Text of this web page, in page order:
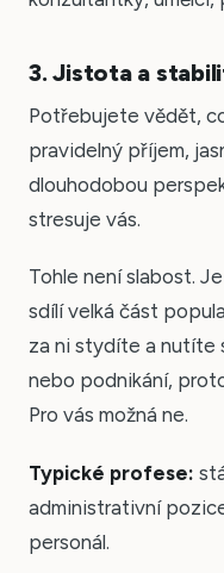
3. Jistota a
Potřebujete vědět,
pravidelný příjem,
dlouhodobou
stresuje vás.
Tohle není slabost.
sdílí velká část
za ni stydíte a
nebo podnikání,
Pro vás možná ne.
Typické profese:
administrativní
personál.